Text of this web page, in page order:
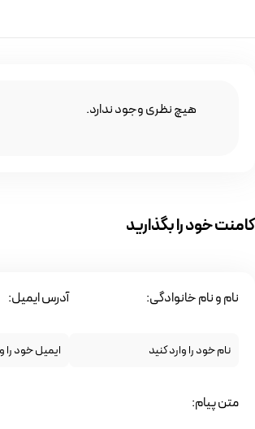
هیچ نظری وجود ندارد.
کامنت خود را بگذارید
نام و نام خانوادگی: آدرس ایمیل:
متن پیام: